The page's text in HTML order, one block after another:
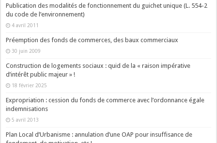
Publication des modalités de fonctionnement du guichet unique (L. 554-2
du code de l’environnement)
4 avril 2011
Préemption des fonds de commerces, des baux commerciaux
30 juin 2009
Construction de logements sociaux : quid de la « raison impérative
d’intérêt public majeur » !
18 février 2025
Expropriation : cession du fonds de commerce avec l’ordonnance égale
indemnisations
5 avril 2013
Plan Local d’Urbanisme : annulation d’une OAP pour insuffisance de